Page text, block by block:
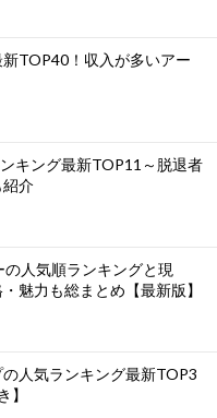
TOP40！収入が多いアー
キング最新TOP11～脱退者
介
人気順ランキングと現
魅力も総まとめ【最新版】
人気ランキング最新TOP3
】